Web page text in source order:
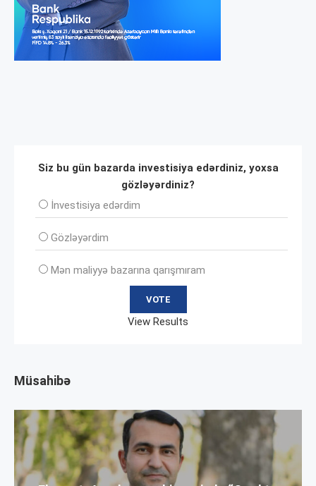
Siz bu gün bazarda investisiya edərdiniz, yoxsa
gözləyərdiniz?
İnvеstisiya edərdim
Gözləyərdim
Mən maliyyə bazarına qarışmıram
View Results
Müsahibə